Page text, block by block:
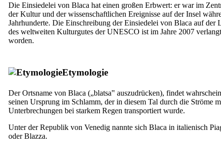
Die Einsiedelei von Blaca hat einen großen Erbwert: er war im
der Kultur und der wissenschaftlichen Ereignisse auf der Insel
Jahrhunderte. Die Einschreibung der Einsiedelei von Blaca auf der
des weltweiten Kulturgutes der UNESCO ist im Jahre 2007 verlangt
worden.
Etymologie
Der Ortsname von Blaca („blatsa‟ auszudrücken), findet
seinen Ursprung im Schlamm, der in diesem Tal durch die Ströme
Unterbrechungen bei starkem Regen transportiert wurde.
Unter der Republik von Venedig nannte sich Blaca in italienisch
oderBlazza.